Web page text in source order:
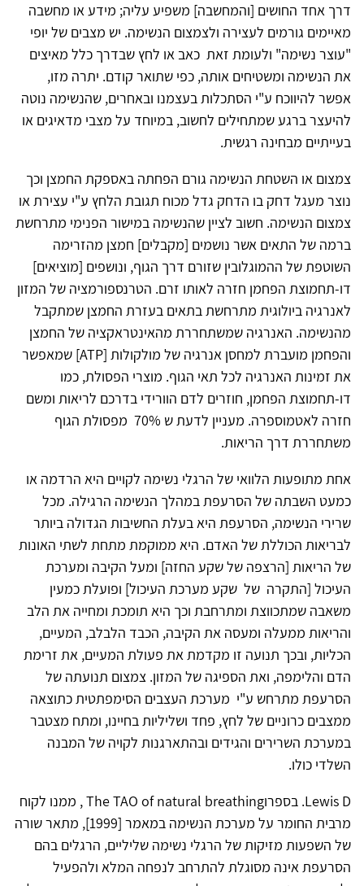
דרך אחד החושים [והמחשבה] משפיע עליה; מידע או מחשבה
מאיימים גורמים לעצירה ולצמצום הנשימה. יש מצבים של יופי
"עוצר נשימה" ולעומת זאת כאב או לחץ שבדרך כלל מאיצים
את הנשימה ומשטיחים אותה, כפי שתואר קודם. יתרה מזו,
אפשר להיווכח ע"י הסתכלות בעצמנו ובאחרים, שהנשימה נוטה
להיעצר ברגע שמתחילים לחשוב, במיוחד על מצבי מדאיגים או
בעייתיים מבחינה רגשית.
צמצום או השטחת הנשימה גורם הפחתה באספקת החמצן וכך
נוצר מעגל דחק בו הדחק גדל מכוח תגובת הלחץ ע"י עצירת או
צמצום הנשימה. חשוב לציין שהנשימה במישור הפנימי מתרחשת
ברמה של התאים אשר נושמים [מקבלים] חמצן מהזרימה
השוטפת של ההמוגלובין שזורם דרך הגוף, ונושפים [מוציאים]
דו-תחמוצת הפחמן חזרה לאותו זרם. הטרנספורמציה של המזון
לאנרגיה ביולוגית מתרחשת בתאים בעזרת החמצן שמתקבל
מהנשימה. האנרגיה שמשתחררת מהאינטראקציה של החמצן
והפחמן מועברת למחסן אנרגיה של מולקולות [ATP] שמאפשר
את זמינות האנרגיה לכל תאי הגוף. מוצרי הפסולת, כמו
דו-תחמוצת הפחמן, חוזרים לדם הוורידי בדרכם לריאות ומשם
חזרה לאטמוספרה. מעניין לדעת ש 70% מפסולת הגוף
משתחררת דרך הריאות.
אחת מתופעות הלוואי של הרגלי נשימה לקויים היא הרדמה או
כמעט השבתה של הסרעפת במהלך הנשימה הרגילה. מכל
שרירי הנשימה, הסרעפת היא בעלת החשיבות הגדולה ביותר
לבריאות הכוללת של האדם. היא ממוקמת מתחת לשתי האונות
של הריאות [הרצפה של שקע החזה] ומעל הקיבה ומערכת
העיכול [התקרה של שקע מערכת העיכול] ופועלת כמעין
משאבה שמתכווצת ומתרחבת וכך היא תומכת ומחייה את הלב
והריאות ממעלה ומעסה את הקיבה, הכבד הלבלב, המעיים,
הכליות, ובכך תנועה זו מקדמת את פעולת המעיים, את זרימת
הדם והלימפה, ואת הספיגה של המזון. צמצום תנועתה של
הסרעפת מתרחש ע"י מערכת העצבים הסימפתטית כתוצאה
ממצבים כרוניים של לחץ, פחד ושליליות בחיינו, ומתח מצטבר
במערכת השרירים והגידים ובהתארגנות לקויה של המבנה
השלדי כולו.
Lewis D. בספרוThe TAO of natural breathing , ממנו לקוח
מרבית החומר על מערכת הנשימה במאמר [1999], מתאר שורה
של השפעות מזיקות של הרגלי נשימה שליליים, הרגלים בהם
הסרעפת אינה מסוגלת להתרחב לנפחה המלא ולהפעיל